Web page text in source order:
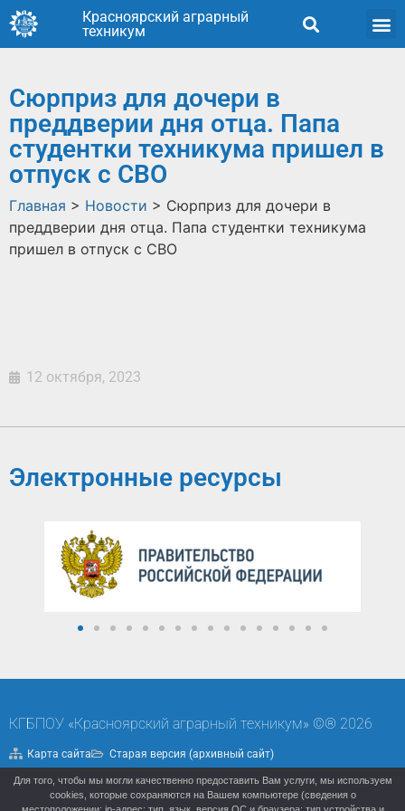
Красноярский аграрный
техникум
Сюрприз для дочери в
преддверии дня отца. Папа
студентки техникума пришел в
отпуск с СВО
Главная > Новости > Сюрприз для дочери в
преддверии дня отца. Папа студентки техникума
пришел в отпуск с СВО
12 октября, 2023
Электронные ресурсы
КГБПОУ «Красноярский аграрный техникум» ©® 2026
Карта сайта Старая версия (архивный сайт)
Политика конфиденциальности
Для того, чтобы мы могли качественно предоставить Вам услуги, мы используем
cookies, которые сохраняются на Вашем компьютере (сведения о